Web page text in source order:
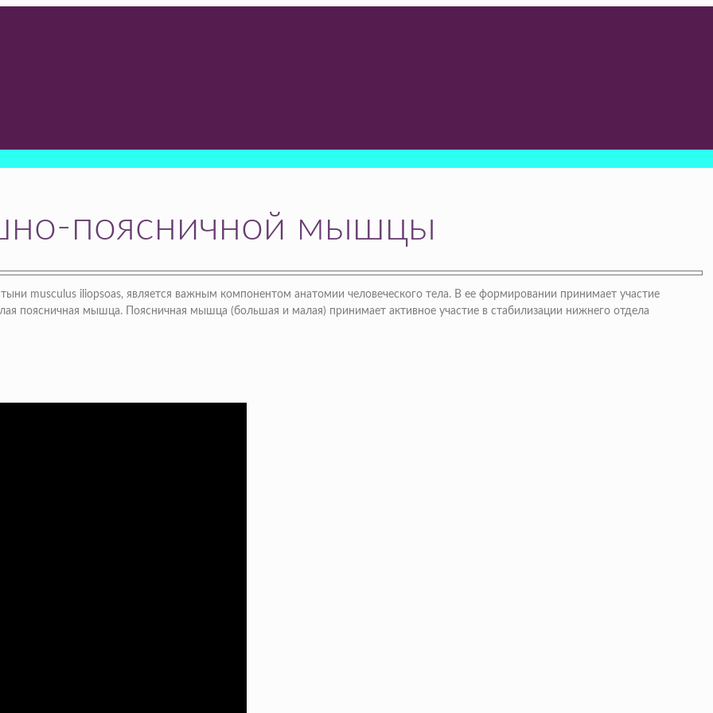
поясничной мышцы
musculus iliopsoas, является важным компонентом анатомии человеческого тела. В ее формировании принимает участие
поясничная мышца. Поясничная мышца (большая и малая) принимает активное участие в стабилизации нижнего отдела